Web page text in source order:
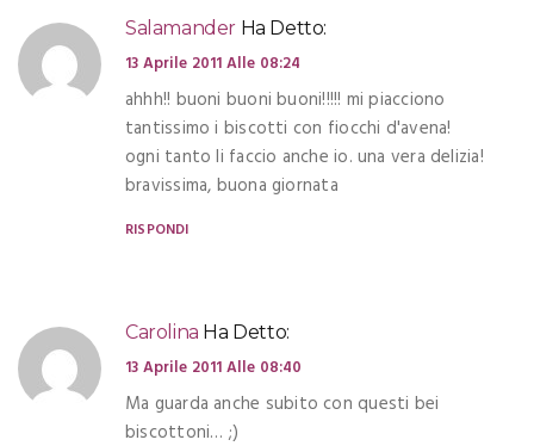
Salamander Ha Detto:
13 Aprile 2011 Alle 08:24
ahhh!! buoni buoni buoni!!!!! mi piacciono
tantissimo i biscotti con fiocchi d'avena!
ogni tanto li faccio anche io. una vera delizia!
bravissima, buona giornata
RISPONDI
Carolina Ha Detto:
13 Aprile 2011 Alle 08:40
Ma guarda anche subito con questi bei
biscottoni… ;)